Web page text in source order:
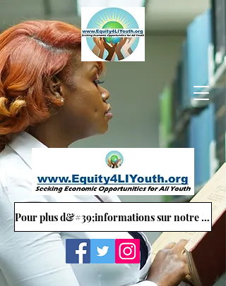
Pour plus d&#39;informations sur notre site Web, contactez: Equity4LIYouth@gmail.com